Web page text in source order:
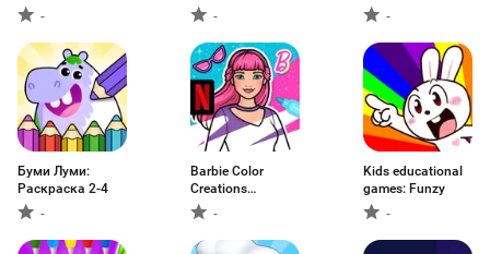
краски
-
-
-
Буми Луми:
Раскраска 2-4
-
Barbie Color
Creations
NETFLIX
-
Kids educational
games: Funzy
-